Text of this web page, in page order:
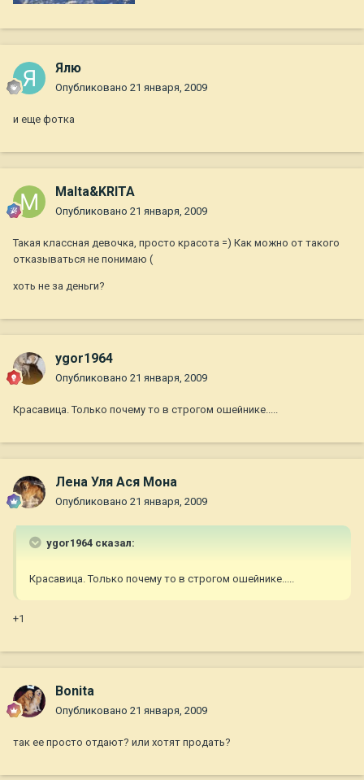
Ялю
Опубликовано 21 января, 2009
и еще фотка
Malta&KRITA
Опубликовано 21 января, 2009
Такая классная девочка, просто красота =) Как можно от такого
отказываться не понимаю (
хоть не за деньги?
ygor1964
Опубликовано 21 января, 2009
Красавица. Только почему то в строгом ошейнике.....
Лена Уля Ася Мона
Опубликовано 21 января, 2009
ygor1964 сказал:
Красавица. Только почему то в строгом ошейнике.....
+1
Bonita
Опубликовано 21 января, 2009
так ее просто отдают? или хотят продать?